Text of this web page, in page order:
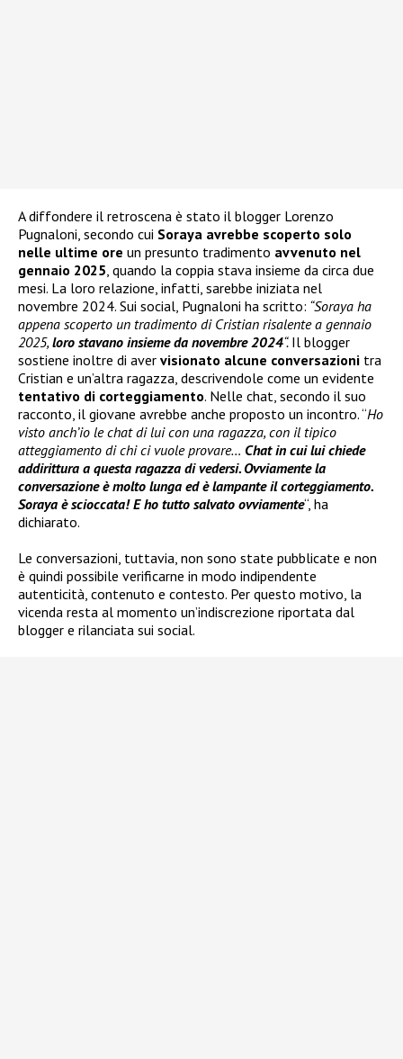
A diffondere il retroscena è stato il blogger Lorenzo
Pugnaloni, secondo cui Soraya avrebbe scoperto solo
nelle ultime ore un presunto tradimento avvenuto nel
gennaio 2025 , quando la coppia stava insieme da circa due
mesi. La loro relazione, infatti, sarebbe iniziata nel
novembre 2024. Sui social, Pugnaloni ha scritto: “Soraya ha
appena scoperto un tradimento di Cristian risalente a gennaio
2025, loro stavano insieme da novembre 2024“. Il blogger
sostiene inoltre di aver visionato alcune conversazioni tra
Cristian e un’altra ragazza, descrivendole come un evidente
tentativo di corteggiamento. Nelle chat, secondo il suo
racconto, il giovane avrebbe anche proposto un incontro. “Ho
visto anch’io le chat di lui con una ragazza, con il tipico
atteggiamento di chi ci vuole provare… Chat in cui lui chiede
addirittura a questa ragazza di vedersi. Ovviamente la
conversazione è molto lunga ed è lampante il corteggiamento.
Soraya è scioccata! E ho tutto salvato ovviamente“, ha
dichiarato.
Le conversazioni, tuttavia, non sono state pubblicate e non
è quindi possibile verificarne in modo indipendente
autenticità, contenuto e contesto. Per questo motivo, la
vicenda resta al momento un’indiscrezione riportata dal
blogger e rilanciata sui social.